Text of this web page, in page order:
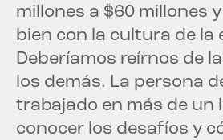
millones a $60 millones
bien con la cultura de la
Deberíamos reírnos de
los demás. La persona
trabajado en más de un
conocer los desafíos y